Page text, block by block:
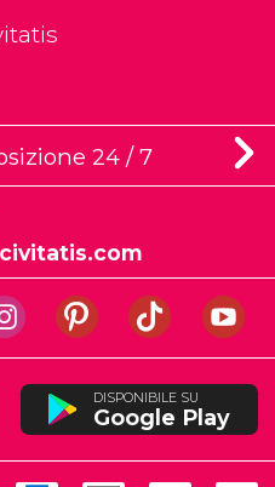
24 / 7
DISPONIBILE SU
Google Play